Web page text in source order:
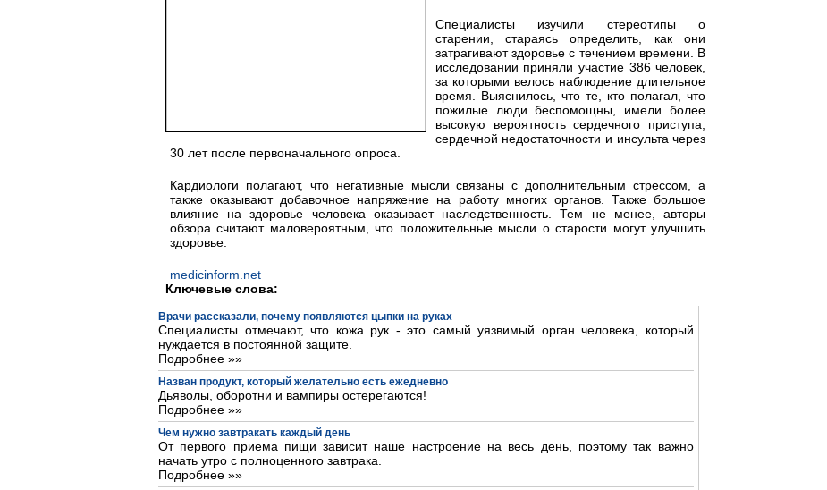
Специалисты изучили стереотипы о
старении, стараясь определить, как они
затрагивают здоровье с течением времени. В
исследовании приняли участие 386 человек,
за которыми велось наблюдение длительное
время. Выяснилось, что те, кто полагал, что
пожилые люди беспомощны, имели более
высокую вероятность сердечного приступа,
сердечной недостаточности и инсульта через
30 лет после первоначального опроса.
Кардиологи полагают, что негативные мысли связаны с дополнительным стрессом, а
также оказывают добавочное напряжение на работу многих органов. Также большое
влияние на здоровье человека оказывает наследственность. Тем не менее, авторы
обзора считают маловероятным, что положительные мысли о старости могут улучшить
здоровье.
medicinform.net
Ключевые слова:
Врачи рассказали, почему появляются цыпки на руках
Специалисты отмечают, что кожа рук - это самый уязвимый орган человека, который
нуждается в постоянной защите.
Подробнее »»
Назван продукт, который желательно есть ежедневно
Дьяволы, оборотни и вампиры остерегаются!
Подробнее »»
Чем нужно завтракать каждый день
От первого приема пищи зависит наше настроение на весь день, поэтому так важно
начать утро с полноценного завтрака.
Подробнее »»